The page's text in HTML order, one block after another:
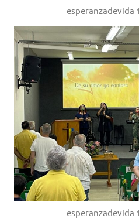
esperanzadevida
esperanzadevida